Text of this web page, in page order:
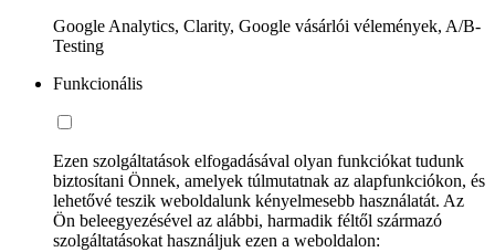
Google Analytics, Clarity, Google vásárlói vélemények, A/B-
Testing
Funkcionális
Ezen szolgáltatások elfogadásával olyan funkciókat tudunk
biztosítani Önnek, amelyek túlmutatnak az alapfunkciókon, és
lehetővé teszik weboldalunk kényelmesebb használatát. Az
Ön beleegyezésével az alábbi, harmadik féltől származó
szolgáltatásokat használjuk ezen a weboldalon: